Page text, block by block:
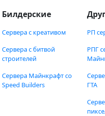
Билдерские
Сервера с креативом
Сервера с битвой
строителей
Сервера Майнкрафт со
Speed Builders
РП
РПГ
ГТА